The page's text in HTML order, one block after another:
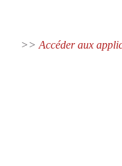
>> Accéder aux